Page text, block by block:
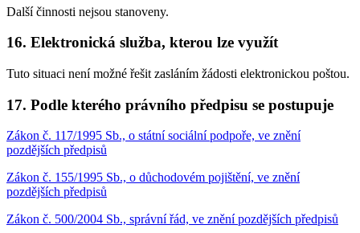
Další činnosti nejsou stanoveny.
16. Elektronická služba, kterou lze využít
Tuto situaci není možné řešit zasláním žádosti elektronickou poštou.
17. Podle kterého právního předpisu se postupuje
Zákon č. 117/1995 Sb., o státní sociální podpoře, ve znění
pozdějších předpisů
Zákon č. 155/1995 Sb., o důchodovém pojištění, ve znění
pozdějších předpisů
Zákon č. 500/2004 Sb., správní řád, ve znění pozdějších předpisů